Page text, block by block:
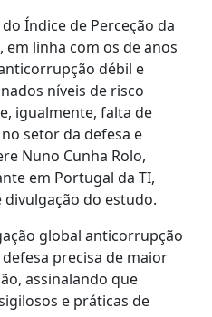
Índice de Perceção da
linha com os de anos
débil e
níveis de risco
igualmente, falta de
setor da defesa e
Nuno Cunha Rolo,
em Portugal da TI,
do estudo.
global anticorrupção
precisa de maior
assinalando que
e práticas de